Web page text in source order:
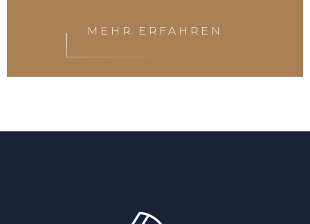
MEHR ERFAHREN